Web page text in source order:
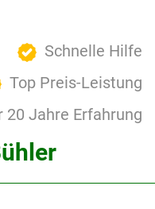
Schnelle Hilfe
Top Preis-Leistung
20 Jahre Erfahrung